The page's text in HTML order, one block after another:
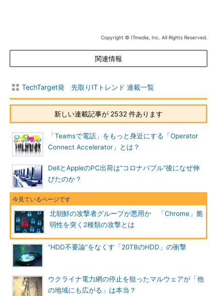
Copyright © ITmedia, Inc. All Rights Reserved.
関連情報
TechTarget発 先取りITトレンド 連載一覧
新しい連載記事が 2532 件あります
「Teamsで電話」をもっと身近にする「Operator
Connect Accelerator」とは？
DellとAppleのPC出荷は“コロナバブル”後になぜ伸
びたのか？
北朝鮮の攻撃者グループが悪用か 「Chrome」脆
弱性を突く2種類の攻撃とは
“HDD不要論”をなくす「20TBのHDD」の衝撃
ウクライナ電力網の停止を狙ったマルウェアが「他
の地域にも広がる」は本当？